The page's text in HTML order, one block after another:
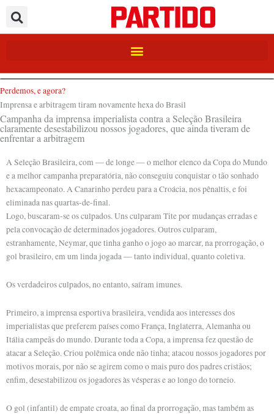
para
o
Perdemos, e agora?
Imprensa e arbitragem tiram novamente hexa do Brasil
Campanha da imprensa imperialista contra a Seleção Brasileira
claramente desestabilizou nossos jogadores, que ainda tiveram de
enfrentar a arbitragem
A Seleção Brasileira, com — de longe — o melhor elenco da Copa do Mundo
e a melhor campanha preparatória, não conseguiu conquistar o tão sonhado
hexacampeonato. A Canarinho perdeu para a Croácia, nos pênaltis, e foi
eliminada nas quartas-de-final.
Logo, buscaram-se os culpados. Uns culparam Tite por mudanças erradas e
pela convocação de determinados jogadores. Outros culparam,
estranhamente, Neymar, que tinha ganho o jogo ao marcar, na prorrogação, o
gol brasileiro, em um linda jogada — tanto individual, quanto coletiva.
Os verdadeiros culpados, no entanto, saíram imunes.
Primeiro, a imprensa esportiva brasileira, vendida aos interesses dos
imperialistas que preferem países como França, Inglaterra, Alemanha ou
Itália campeãs do mundo. Durante toda a Copa, a imprensa fez questão de
atacar a Seleção. Criou polêmica onde não tinha; atacou nossos jogadores por
motivos morais, por não se agirem como o mais puro dos padres cristãos;
enfim, desestabilizou os jogadores às vésperas e ao longo do torneio.
O gol (infantil) de empate croata, ao final da prorrogação, mas também as